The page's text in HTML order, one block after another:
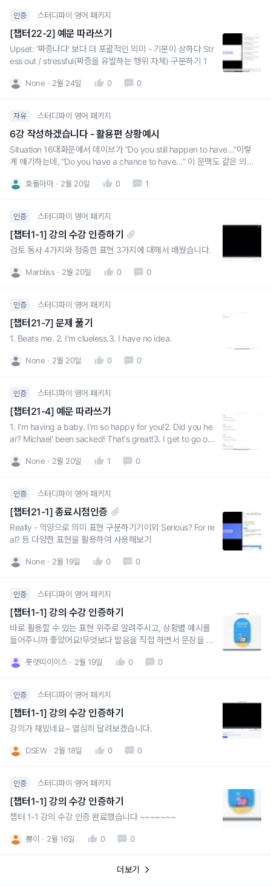
인증 스터디파이 영어 패키지
[챕터22-2] 예문 따라쓰기
Upset: '짜증나다' 보다 더 포괄적인 의미 - 기분이 상하다 Str
ess out / stressful(짜증을 유발하는 행위 자체) 구분하기 1
None 2월 24일 0 0
자유 스터디파이 영어 패키지
6강 작성하겠습니다 - 활용편 상황예시
Situation 16대화문에서 데이브가 “Do you still happen to have…”이렇
게 얘기하는데, ”Do you have a chance to have…” 이 문맥도 같은 의미
호돌마마 2월 20일 0 1
인증 스터디파이 영어 패키지
[챕터1-1] 강의 수강 인증하기
검토 동사 4가지와 정중한 표현 3가지에 대해서 배웠습니다.
Marbliss 2월 20일 0 0
인증 스터디파이 영어 패키지
[챕터21-7] 문제 풀기
1. Beats me. 2. I'm clueless.3. I have no idea.
None 2월 20일 0 0
인증 스터디파이 영어 패키지
[챕터21-4] 예문 따라쓰기
1. I'm having a baby. I'm so happy for you!2. Did you he
ar? Michael' been sacked! That's great!3. I get to go on
None 2월 20일 1 0
인증 스터디파이 영어 패키지
[챕터21-1] 종료시점인증
Really - 억양으로 의미 표현 구분하기기이외 Serious? For re
al? 등 다양한 표현을 활용하여 사용해보기
None 2월 19일 0 0
인증 스터디파이 영어 패키지
[챕터1-1] 강의 수강 인증하기
바로 활용할 수 있는 표현 위주로 알려주시고, 상황별 예시를
들어주니까 좋았어요!무엇보다 발음을 직접 하면서 문장을 읽
룻앳띠이이스 2월 19일 0 0
인증 스터디파이 영어 패키지
[챕터1-1] 강의 수강 인증하기
강의가 재밌네요~ 열심히 달려보겠습니다.
DSEW 2월 18일 0 0
인증 스터디파이 영어 패키지
[챕터1-1] 강의 수강 인증하기
챕터 1-1 강의 수강 인증 완료했습니다 ~~~~~~~
뿅이 2월 16일 0 0
더보기